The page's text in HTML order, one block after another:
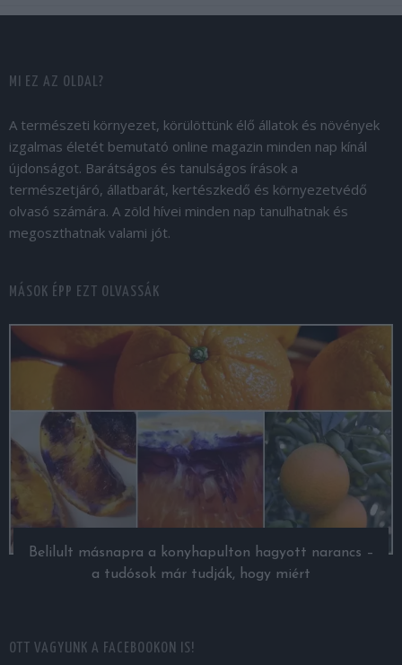
MI EZ AZ OLDAL?
A természeti környezet, körülöttünk élő állatok és növények
izgalmas életét bemutató online magazin minden nap kínál
újdonságot. Barátságos és tanulságos írások a
természetjáró, állatbarát, kertészkedő és környezetvédő
olvasó számára. A zöld hívei minden nap tanulhatnak és
megoszthatnak valami jót.
MÁSOK ÉPP EZT OLVASSÁK
Belilult másnapra a konyhapulton hagyott narancs –
a tudósok már tudják, hogy miért
OTT VAGYUNK A FACEBOOKON IS!